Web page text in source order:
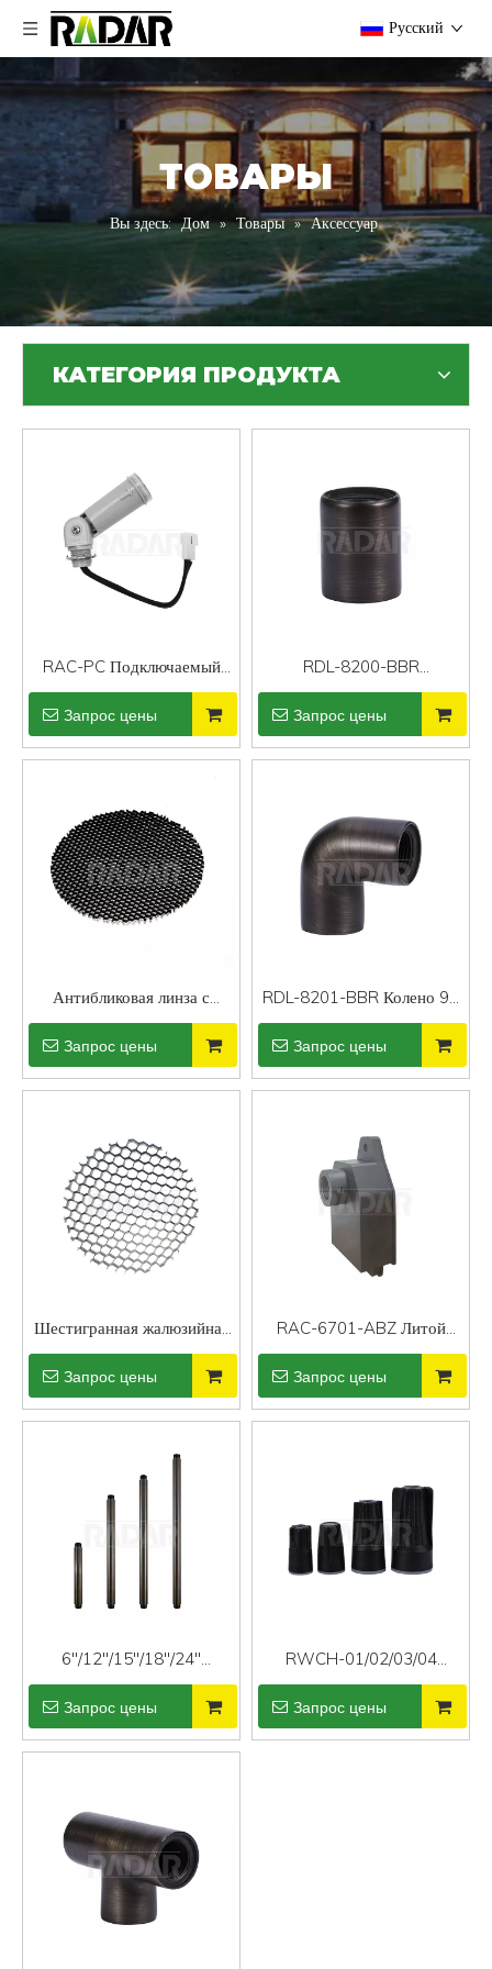
Pусский
ТОВАРЫ
Вы здесь: Дом » Товары » Аксессуар
КАТЕГОРИЯ ПРОДУКТА
RAC-PC Подключаемый
фотоэлемент
Запрос цены
RDL-8200-BBR
Соединитель стояка литой
латуни
Запрос цены
Антибликовая линза с
шестигранной решеткой
PAR36
Запрос цены
RDL-8201-BBR Колено 90
градусов из латуни
Запрос цены
Шестигранная жалюзийная
линза MR16 для точечного
освещения
Запрос цены
RAC-6701-ABZ Литой
алюминий для
поверхностного монтажа
Запрос цены
6"/12"/15"/18"/24"
Удлинитель полюса с
резьбой
Запрос цены
RWCH-01/02/03/04
разъем провода
ландшафтного освещения
низкого напряжения
Запрос цены